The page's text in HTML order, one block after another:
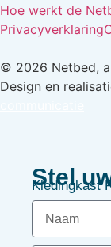
Hoe werkt de
Privacyverklaring
© 2026 Netbed,
Design en
Stel
Kledingkast